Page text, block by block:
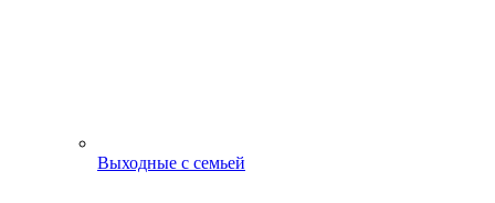
Выходные с семьей